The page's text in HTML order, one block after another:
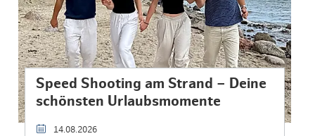
Speed Shooting am Strand – Deine
schönsten Urlaubsmomente
14.08.2026